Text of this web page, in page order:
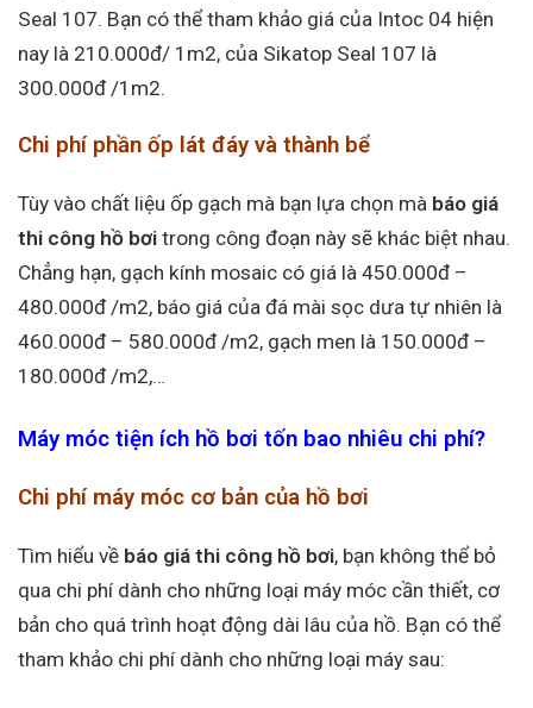
Seal 107. Bạn có thể tham khảo giá của Intoc 04 hiện
nay là 210.000đ/ 1m2, của Sikatop Seal 107 là
300.000đ /1m2.
Chi phí phần ốp lát đáy và thành bể
Tùy vào chất liệu ốp gạch mà bạn lựa chọn mà báo giá
thi công hồ bơi trong công đoạn này sẽ khác biệt nhau.
Chẳng hạn, gạch kính mosaic có giá là 450.000đ –
480.000đ /m2, báo giá của đá mài sọc dưa tự nhiên là
460.000đ – 580.000đ /m2, gạch men là 150.000đ –
180.000đ /m2,…
Máy móc tiện ích hồ bơi tốn bao nhiêu chi phí?
Chi phí máy móc cơ bản của hồ bơi
Tìm hiểu về báo giá thi công hồ bơi, bạn không thể bỏ
qua chi phí dành cho những loại máy móc cần thiết, cơ
bản cho quá trình hoạt động dài lâu của hồ. Bạn có thể
tham khảo chi phí dành cho những loại máy sau: